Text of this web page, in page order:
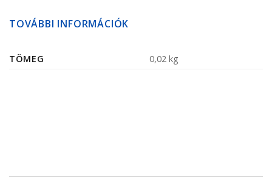
TOVÁBBI INFORMÁCIÓK
TÖMEG 0,02 kg